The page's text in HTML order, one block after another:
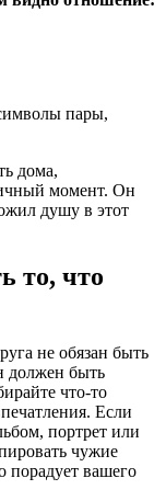
пары,
дома,
момент. Он
душу в этот
то, что
не обязан быть
должен быть
что-то
Если
портрет или
чужие
порадует вашего